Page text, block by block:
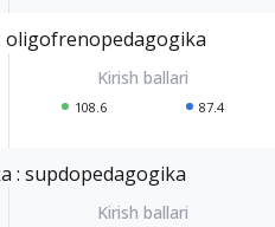
oligofrenopedagogika
108.6 87.4
: supdopedagogika